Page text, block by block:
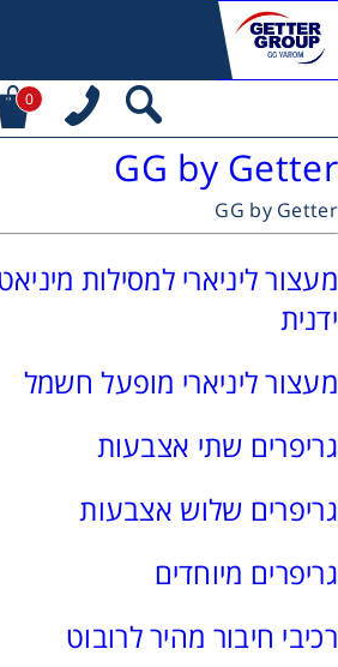
0
GG by Getter
GG by Getter
מעצור ליניארי למסילות
ידנית
מעצור ליניארי מופעל חשמל
גריפרים שתי אצבעות
גריפרים שלוש אצבעות
גריפרים מיוחדים
רכיבי חיבור מהיר לרובוט
form not found.
מקשרים, מצמדים ובלמים
מנועי חשמל וממסרות
מיסבים ובתי מיסב
שרשראות, גלגלי שרשרת
רצועות וי, רצועות תזמון
שינוע ליניארי